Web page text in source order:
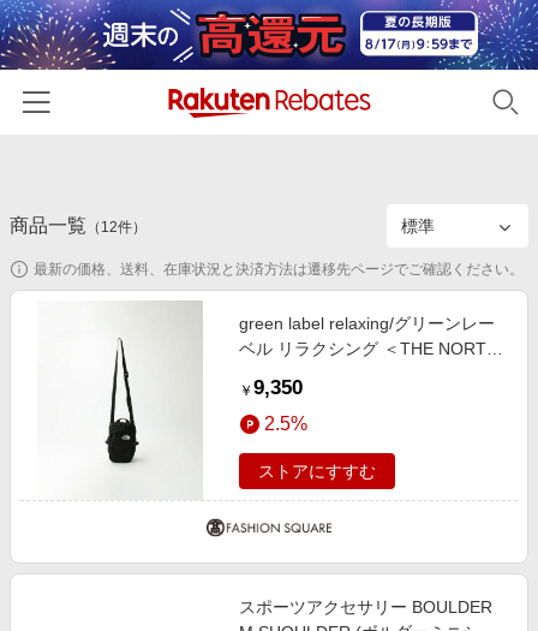
カテゴリー一覧
百貨店・総合ECモール
食品・スイーツ・お酒
日用品・キッチン用品
コスメ・健康・医薬品
イベント一覧
初回購入者限定特典
対象ストア新規限定特典
新着ストアのご紹介
楽天サービス特集
友達紹介
楽天IDでログイン/会員登録
商品一覧 （ 12件）
最新の価格、送料、在庫状況と決済方法は遷移先ページでご確認ください。
green label relaxing/グリーンレー
ベル リラクシング ＜THE NORTH
バッグ BLACK FREE
￥ 9,350
2.5%
ストアにすすむ
スポーツアクセサリー BOULDER